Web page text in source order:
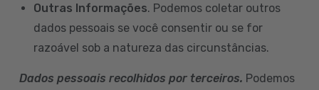
Outras Informações. Podemos coletar outros
dados pessoais se você consentir ou se for
razoável sob a natureza das circunstâncias.
Dados pessoais recolhidos por terceiros. Podemos